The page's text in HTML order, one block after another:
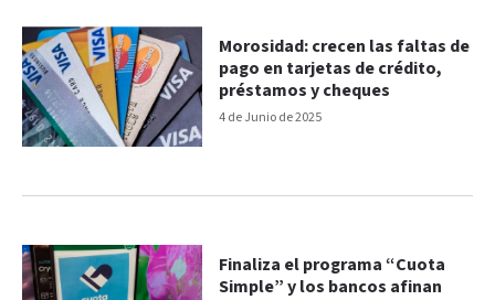
4 de Junio de 2025
Morosidad: crecen las faltas de
pago en tarjetas de crédito,
préstamos y cheques
Finaliza el programa “Cuota
Simple” y los bancos afinan